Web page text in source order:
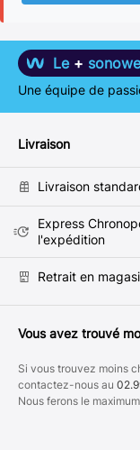
Le +
Une équipe de
Livraison
Livraison
Express
l'expédition
Retrait en
Vous avez trouvé
Si vous trouvez moins
contactez-nous au
Nous ferons le